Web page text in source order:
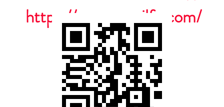
https://www.casailfc.com/